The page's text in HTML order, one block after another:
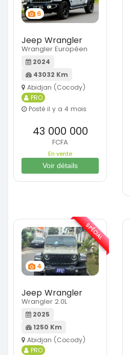
6
Jeep Wrangler
Wrangler Européen
2024
43032 Km
Abidjan (Cocody)
PRO
Posté il y a 4 mois
43 000 000
FCFA
En vente
Voir détails
4
Jeep Wrangler
Wrangler 2.0L
2025
1250 Km
Abidjan (Cocody)
PRO
SPÉCIAL